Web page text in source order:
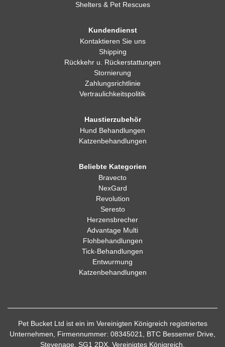
Shelters & Pet Rescues
Kundendienst
Kontaktieren Sie uns
Shipping
Rückkehr u. Rückerstattungen
Stornierung
Zahlungsrichtlinie
Vertraulichkeitspolitik
Haustierzubehör
Hund Behandlungen
Katzenbehandlungen
Beliebte Kategorien
Bravecto
NexGard
Revolution
Seresto
Herzensbrecher
Advantage Multi
Flohbehandlungen
Tick-Behandlungen
Entwurmung
Katzenbehandlungen
Pet Bucket Ltd ist ein im Vereinigten Königreich registriertes
Unternehmen, Firmennummer: 08345021, BTC Bessemer Drive,
Stevenage, SG1 2DX, Vereinigtes Königreich.